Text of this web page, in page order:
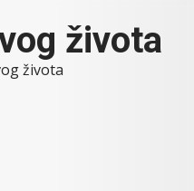
života
života